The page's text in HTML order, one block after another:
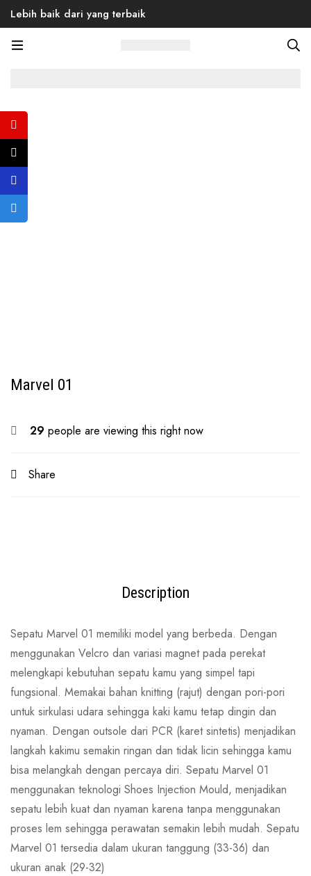
Lebih baik dari yang terbaik
Marvel 01
29 people are viewing this right now
Share
Description
Sepatu Marvel 01 memiliki model yang berbeda. Dengan
menggunakan Velcro dan variasi magnet pada perekat
melengkapi kebutuhan sepatu kamu yang simpel tapi
fungsional. Memakai bahan knitting (rajut) dengan pori-pori
untuk sirkulasi udara sehingga kaki kamu tetap dingin dan
nyaman. Dengan outsole dari PCR (karet sintetis) menjadikan
langkah kakimu semakin ringan dan tidak licin sehingga kamu
bisa melangkah dengan percaya diri. Sepatu Marvel 01
menggunakan teknologi Shoes Injection Mould, menjadikan
sepatu lebih kuat dan nyaman karena tanpa menggunakan
proses lem sehingga perawatan semakin lebih mudah. Sepatu
Marvel 01 tersedia dalam ukuran tanggung (33-36) dan
ukuran anak (29-32)